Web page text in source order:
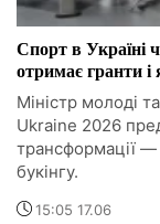
Спорт в Україні
отримає гранти
Міністр молоді
Ukraine 2026
трансформації —
букінгу.
15:05 17.06